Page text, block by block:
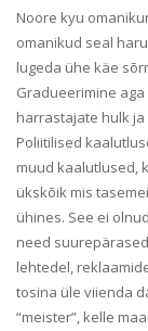
Noore kyu
omanikud seal
lugeda ühe käe
Gradueerimine
harrastajate hulk
Poliitilised
muud kaalutlused,
ükskõik mis
ühines. See ei
need
lehtedel,
tosina üle viienda
“meister”, kelle